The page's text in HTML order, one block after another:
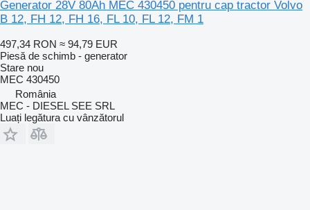
Generator 28V 80Ah MEC 430450 pentru cap tractor Volvo
B 12, FH 12, FH 16, FL 10, FL 12, FM 1
497,34 RON ≈ 94,79 EUR
Piesă de schimb - generator
Stare nou
MEC 430450
România
MEC - DIESEL SEE SRL
Luați legătura cu vânzătorul